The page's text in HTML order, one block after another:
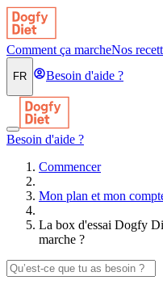
Comment ça marcheNos
FR Besoin d'aide ?
Besoin d'aide ?
Commencer
Mon plan et mon
La box d'essai Dogfy
marche ?